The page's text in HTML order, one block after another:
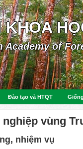
KHOA
Academy of
Đào tạo và HTQT
vùng
nhiệm vụ